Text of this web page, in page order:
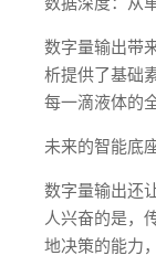
数字量输出带
析提供了基础
每一滴液体的
未来的智能底
数字量输出还
人兴奋的是，
地决策的能力